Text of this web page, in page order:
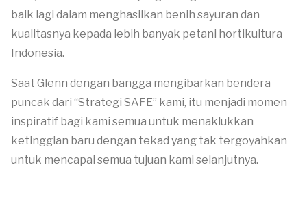
baik lagi dalam menghasilkan benih sayuran dan
kualitasnya kepada lebih banyak petani hortikultura
Indonesia.
Saat Glenn dengan bangga mengibarkan bendera
puncak dari “Strategi SAFE” kami, itu menjadi momen
inspiratif bagi kami semua untuk menaklukkan
ketinggian baru dengan tekad yang tak tergoyahkan
untuk mencapai semua tujuan kami selanjutnya.